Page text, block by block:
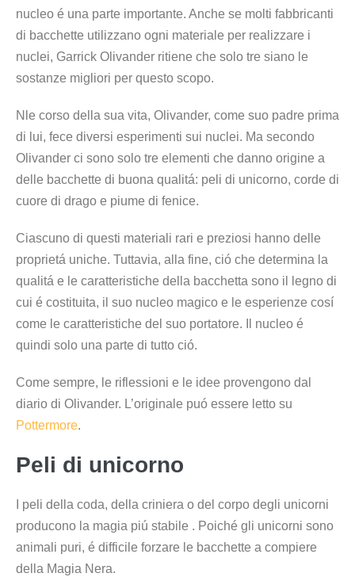
nucleo é una parte importante. Anche se molti fabbricanti
di bacchette utilizzano ogni materiale per realizzare i
nuclei, Garrick Olivander ritiene che solo tre siano le
sostanze migliori per questo scopo.
Nle corso della sua vita, Olivander, come suo padre prima
di lui, fece diversi esperimenti sui nuclei. Ma secondo
Olivander ci sono solo tre elementi che danno origine a
delle bacchette di buona qualitá: peli di unicorno, corde di
cuore di drago e piume di fenice.
Ciascuno di questi materiali rari e preziosi hanno delle
proprietá uniche. Tuttavia, alla fine, ció che determina la
qualitá e le caratteristiche della bacchetta sono il legno di
cui é costituita, il suo nucleo magico e le esperienze cosí
come le caratteristiche del suo portatore. Il nucleo é
quindi solo una parte di tutto ció.
Come sempre, le riflessioni e le idee provengono dal
diario di Olivander. L’originale puó essere letto su
Pottermore.
Peli di unicorno
I peli della coda, della criniera o del corpo degli unicorni
producono la magia piú stabile . Poiché gli unicorni sono
animali puri, é difficile forzare le bacchette a compiere
della Magia Nera.